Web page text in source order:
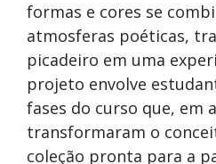
formas e cores se
atmosferas poéticas,
picadeiro em uma
projeto envolve
fases do curso que, em
transformaram o
coleção pronta para a